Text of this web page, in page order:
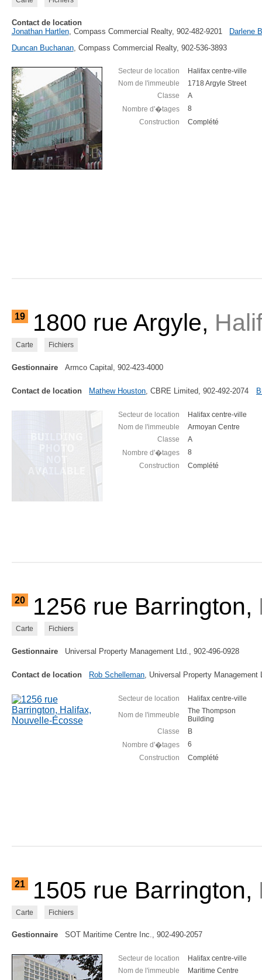
Contact de location
Jonathan Hartlen, Compass Commercial Realty, 902-482-9201
Darlene
Duncan Buchanan, Compass Commercial Realty, 902-536-3893
Secteur de location
Halifax centre-ville
Nom de l'immeuble
1718 Argyle Street
Classe
A
Nombre d'�tages
8
Construction
Complété
19 1800 rue Argyle,
Carte Fichiers
Gestionnaire Armco Capital, 902-423-4000
Contact de location Mathew Houston, CBRE Limited, 902-492-2074
Secteur de location
Halifax centre-ville
Nom de l'immeuble
Armoyan Centre
Classe
A
Nombre d'�tages
8
Construction
Complété
20 1256 rue Barrington,
Carte Fichiers
Gestionnaire Universal Property Management Ltd., 902-496-0928
Contact de location Rob Schelleman, Universal Property Management
Secteur de location
Halifax centre-ville
Nom de l'immeuble
The Thompson
Building
Classe
B
Nombre d'�tages
6
Construction
Complété
21 1505 rue Barrington,
Carte Fichiers
Gestionnaire SOT Maritime Centre Inc., 902-490-2057
Secteur de location
Halifax centre-ville
Nom de l'immeuble
Maritime Centre